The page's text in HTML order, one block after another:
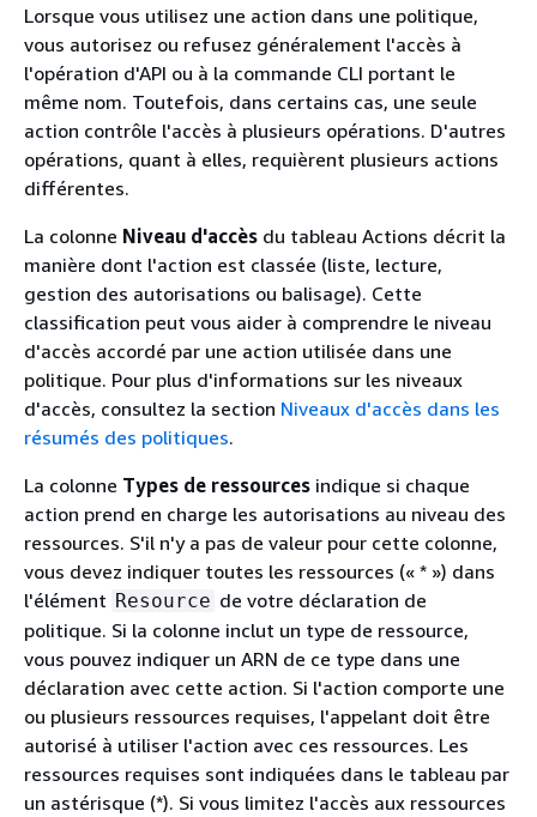
Lorsque vous utilisez une action dans une politique,
vous autorisez ou refusez généralement l'accès à
l'opération d'API ou à la commande CLI portant le
même nom. Toutefois, dans certains cas, une seule
action contrôle l'accès à plusieurs opérations. D'autres
opérations, quant à elles, requièrent plusieurs actions
différentes.
La colonne Niveau d'accès du tableau Actions décrit la
manière dont l'action est classée (liste, lecture,
gestion des autorisations ou balisage). Cette
classification peut vous aider à comprendre le niveau
d'accès accordé par une action utilisée dans une
politique. Pour plus d'informations sur les niveaux
d'accès, consultez la section Niveaux d'accès dans les
résumés des politiques.
La colonne Types de ressources indique si chaque
action prend en charge les autorisations au niveau des
ressources. S'il n'y a pas de valeur pour cette colonne,
vous devez indiquer toutes les ressources (« * ») dans
l'élément Resource de votre déclaration de
politique. Si la colonne inclut un type de ressource,
vous pouvez indiquer un ARN de ce type dans une
déclaration avec cette action. Si l'action comporte une
ou plusieurs ressources requises, l'appelant doit être
autorisé à utiliser l'action avec ces ressources. Les
ressources requises sont indiquées dans le tableau par
un astérisque (*). Si vous limitez l'accès aux ressources